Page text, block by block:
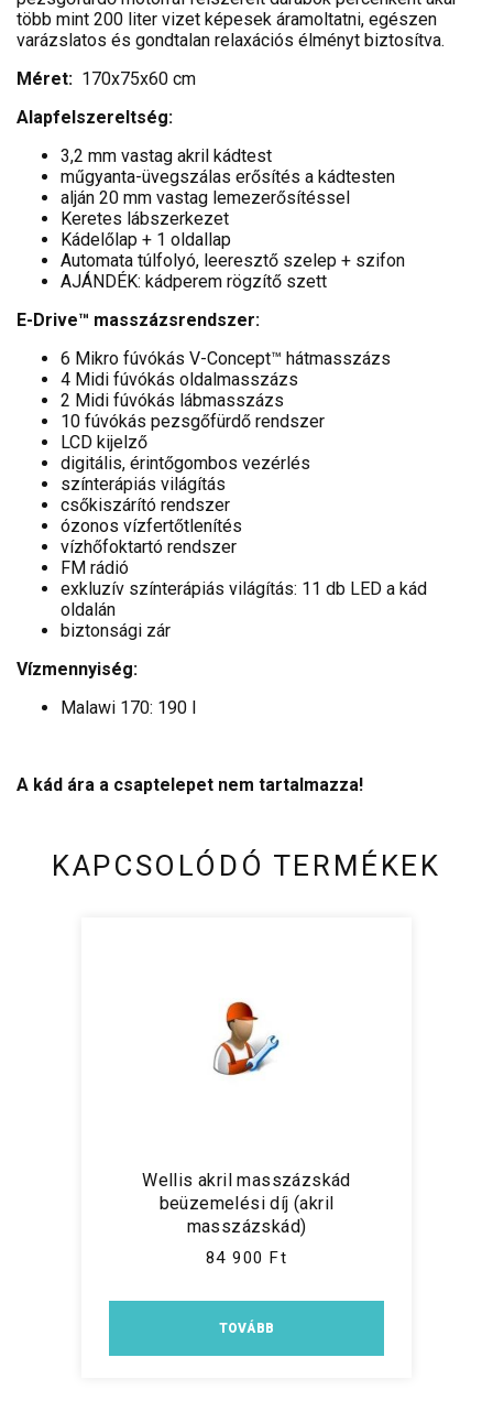
több mint 200 liter vizet képesek áramoltatni, egészen
varázslatos és gondtalan relaxációs élményt biztosítva.
Méret: 170x75x60 cm
Alapfelszereltség:
3,2 mm vastag akril kádtest
műgyanta-üvegszálas erősítés a kádtesten
alján 20 mm vastag lemezerősítéssel
Keretes lábszerkezet
Kádelőlap + 1 oldallap
Automata túlfolyó, leeresztő szelep + szifon
AJÁNDÉK: kádperem rögzítő szett
E-Drive™ masszázsrendszer:
6 Mikro fúvókás V-Concept™ hátmasszázs
4 Midi fúvókás oldalmasszázs
2 Midi fúvókás lábmasszázs
10 fúvókás pezsgőfürdő rendszer
LCD kijelző
digitális, érintőgombos vezérlés
színterápiás világítás
csőkiszárító rendszer
ózonos vízfertőtlenítés
vízhőfoktartó rendszer
FM rádió
exkluzív színterápiás világítás: 11 db LED a kád
oldalán
biztonsági zár
Vízmennyiség:
Malawi 170: 190 l
A kád ára a csaptelepet nem tartalmazza!
KAPCSOLÓDÓ TERMÉKEK
Wellis akril masszázskád
beüzemelési díj (akril
masszázskád)
84 900 Ft
TOVÁBB